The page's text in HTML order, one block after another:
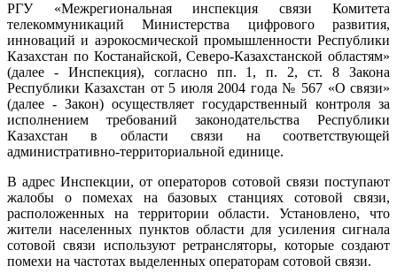
РГУ «Межрегиональная инспекция связи Комитета
телекоммуникаций Министерства цифрового развития,
инноваций и аэрокосмической промышленности Республики
Казахстан по Костанайской, Северо-Казахстанской областям»
(далее - Инспекция), согласно пп. 1, п. 2, ст. 8 Закона
Республики Казахстан от 5 июля 2004 года № 567 «О связи»
(далее - Закон) осуществляет государственный контроля за
исполнением требований законодательства Республики
Казахстан в области связи на соответствующей
административно-территориальной единице.
В адрес Инспекции, от операторов сотовой связи поступают
жалобы о помехах на базовых станциях сотовой связи,
расположенных на территории области. Установлено, что
жители населенных пунктов области для усиления сигнала
сотовой связи используют ретрансляторы, которые создают
помехи на частотах выделенных операторам сотовой связи.